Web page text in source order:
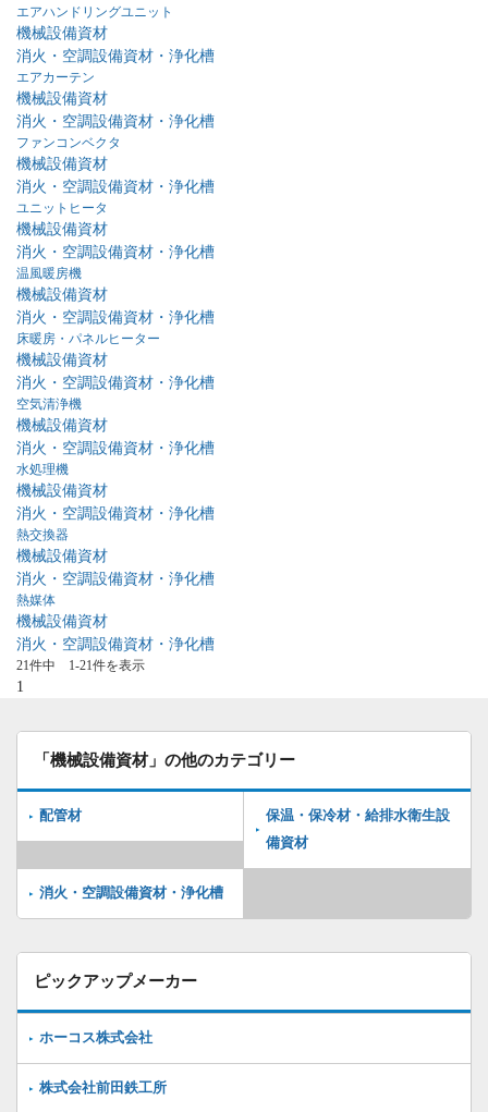
エアハンドリングユニット
機械設備資材
消火・空調設備資材・浄化槽
エアカーテン
機械設備資材
消火・空調設備資材・浄化槽
ファンコンベクタ
機械設備資材
消火・空調設備資材・浄化槽
ユニットヒータ
機械設備資材
消火・空調設備資材・浄化槽
温風暖房機
機械設備資材
消火・空調設備資材・浄化槽
床暖房・パネルヒーター
機械設備資材
消火・空調設備資材・浄化槽
空気清浄機
機械設備資材
消火・空調設備資材・浄化槽
水処理機
機械設備資材
消火・空調設備資材・浄化槽
熱交換器
機械設備資材
消火・空調設備資材・浄化槽
熱媒体
機械設備資材
消火・空調設備資材・浄化槽
21件中 1-21件を表示
1
「機械設備資材」の他のカテゴリー
配管材
保温・保冷材・給排水衛生設
備資材
消火・空調設備資材・浄化槽
ピックアップメーカー
ホーコス株式会社
株式会社前田鉄工所